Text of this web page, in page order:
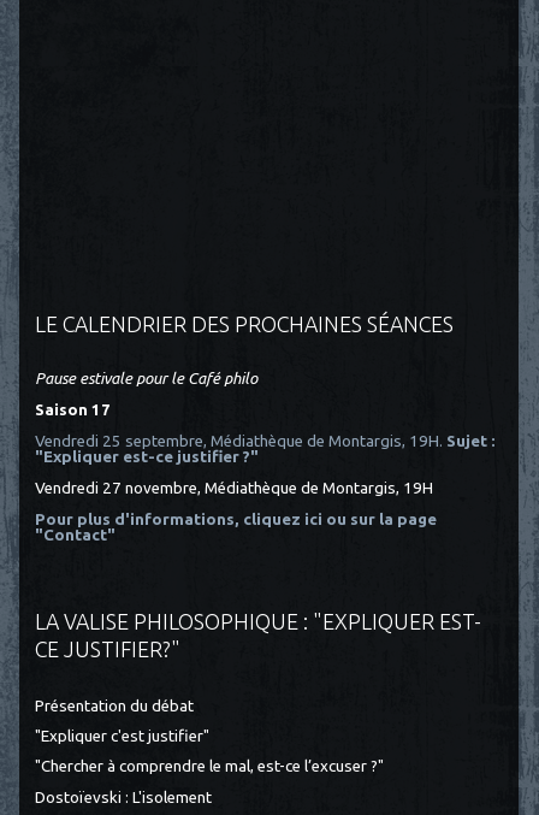
LE CALENDRIER DES PROCHAINES SÉANCES
Pause estivale pour le Café philo
Saison 17
Vendredi 25 septembre, Médiathèque de Montargis, 19H. Sujet :
"Expliquer est-ce justifier ?"
Vendredi 27 novembre, Médiathèque de Montargis, 19H
Pour plus d'informations, cliquez ici ou sur la page
"Contact"
LA VALISE PHILOSOPHIQUE : "EXPLIQUER EST-
CE JUSTIFIER?"
Présentation du débat
"Expliquer c'est justifier"
"Chercher à comprendre le mal, est-ce l’excuser ?"
Dostoïevski : L'isolement